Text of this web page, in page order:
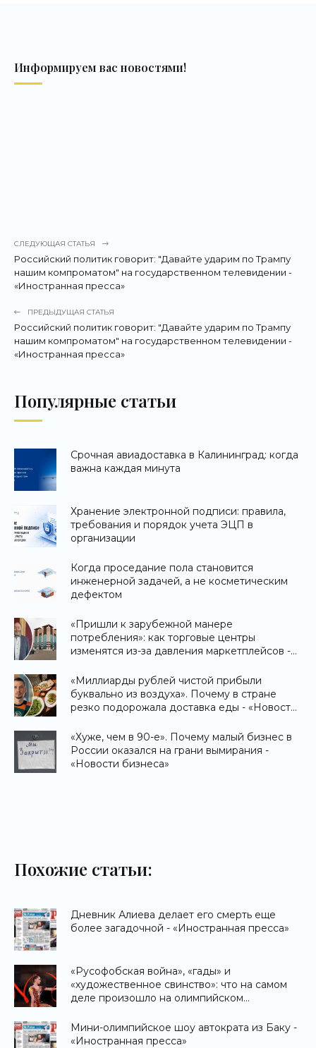
Информируем вас новостями!
СЛЕДУЮЩАЯ СТАТЬЯ
Российский политик говорит: "Давайте ударим по Трампу
нашим компроматом" на государственном телевидении -
«Иностранная пресса»
ПРЕДЫДУЩАЯ СТАТЬЯ
Российский политик говорит: "Давайте ударим по Трампу
нашим компроматом" на государственном телевидении -
«Иностранная пресса»
Популярные статьи
Срочная авиадоставка в Калининград: когда
важна каждая минута
Хранение электронной подписи: правила,
требования и порядок учета ЭЦП в
организации
Когда проседание пола становится
инженерной задачей, а не косметическим
дефектом
«Пришли к зарубежной манере
потребления»: как торговые центры
изменятся из-за давления маркетплейсов -
«Миллиарды рублей чистой прибыли
буквально из воздуха». Почему в стране
резко подорожала доставка еды - «Новости
«Хуже, чем в 90-е». Почему малый бизнес в
России оказался на грани вымирания -
«Новости бизнеса»
Похожие статьи:
Дневник Алиева делает его смерть еще
более загадочной - «Иностранная пресса»
«Русофобская война», «гады» и
«художественное свинство»: что на самом
деле произошло на олимпийском
Мини-олимпийское шоу автократа из Баку -
«Иностранная пресса»